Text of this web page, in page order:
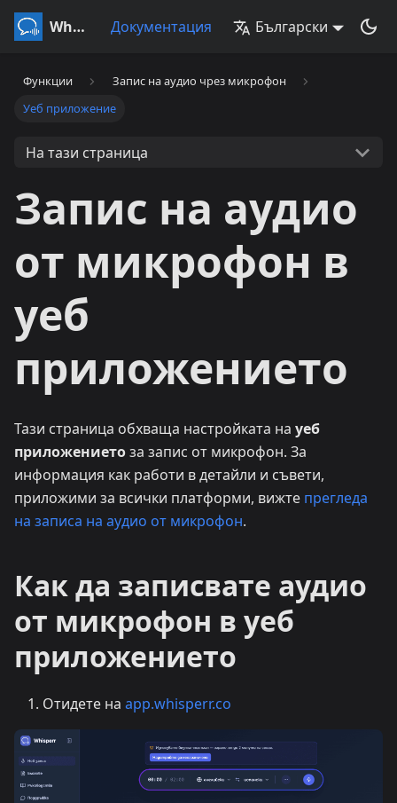
Whisperr Документация Български
Функции
Запис на аудио чрез микрофон
Уеб приложение
На тази страница
Запис на аудио
от микрофон в
уеб
приложението
Тази страница обхваща настройката на уеб
приложениетоза запис от микрофон. За
информация как работи в детайли и съвети,
приложими за всички платформи, вижте прегледа
на записа на аудио от микрофон.
Как да записвате аудио
от микрофон в уеб
приложението
Отидете на app.whisperr.co